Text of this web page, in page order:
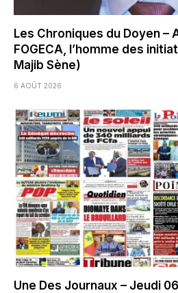
Les Chroniques du Doyen –
FOGECA, l’homme des
Majib Sène)
6 AOÛT 2026
Une Des Journaux – Jeudi